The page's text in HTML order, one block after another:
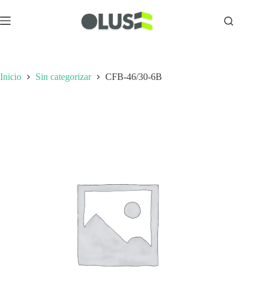
Inicio Sin categorizar CFB-46/30-6B